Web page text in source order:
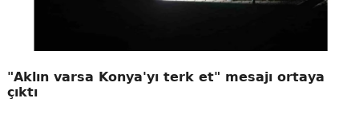
"Aklın varsa Konya'yı terk et" mesajı ortaya
çıktı